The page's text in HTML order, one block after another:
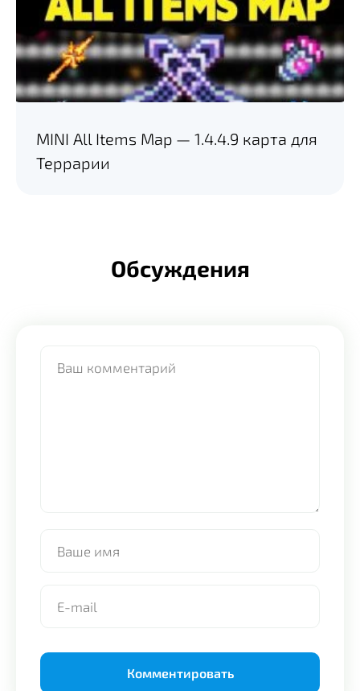
MINI All Items Map — 1.4.4.9 карта для
Террарии
Обсуждения